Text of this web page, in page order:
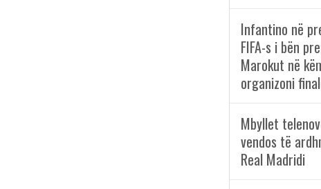
Infantino në
FIFA-s i bën
Marokut në
organizoni
Mbyllet
vendos të
Real Madridi